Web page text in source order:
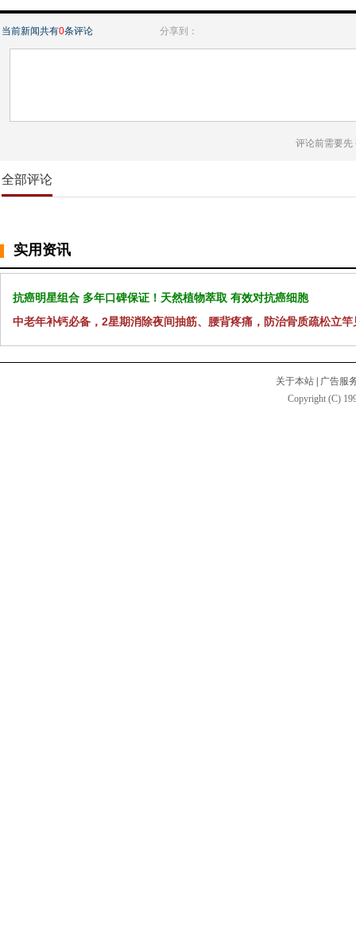
当前新闻共有0条评论 分享到：
评论前需要先
全部评论
实用资讯
抗癌明星组合 多年口碑保证！天然植物萃取 有效对抗癌细胞
中老年补钙必备，2星期消除夜间抽筋、腰背疼痛，防治骨质疏松立竿
关于本站
广告服
Copyright (C)